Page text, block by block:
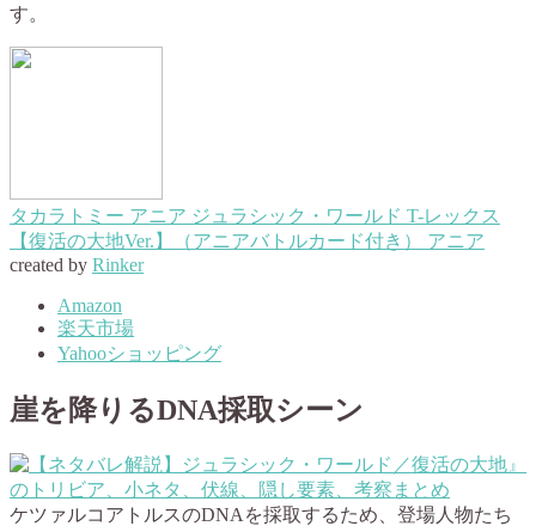
す。
タカラトミー アニア ジュラシック・ワールド T-レックス
【復活の大地Ver.】（アニアバトルカード付き） アニア
created by Rinker
Amazon
楽天市場
Yahooショッピング
崖を降りるDNA採取シーン
ケツァルコアトルスのDNAを採取するため、登場人物たち